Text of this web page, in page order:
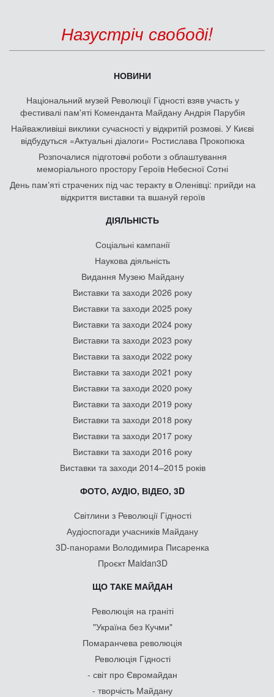
Назустріч свободі!
НОВИНИ
Національний музей Революції Гідності взяв участь у
фестивалі пам'яті Коменданта Майдану Андрія Парубія
Найважливіші виклики сучасності у відкритій розмові. У Києві
відбудуться «Актуальні діалоги» Ростислава Прокопюка
Розпочалися підготовчі роботи з облаштування
меморіального простору Героїв Небесної Сотні
День памʼяті страчених під час теракту в Оленівці: прийди на
відкриття виставки та вшануй героїв
ДІЯЛЬНІСТЬ
Соціальні кампанії
Наукова діяльність
Видання Музею Майдану
Виставки та заходи 2026 року
Виставки та заходи 2025 року
Виставки та заходи 2024 року
Виставки та заходи 2023 року
Виставки та заходи 2022 року
Виставки та заходи 2021 року
Виставки та заходи 2020 року
Виставки та заходи 2019 року
Виставки та заходи 2018 року
Виставки та заходи 2017 року
Виставки та заходи 2016 року
Виставки та заходи 2014–2015 років
ФОТО, АУДІО, ВІДЕО, 3D
Світлини з Революції Гідності
Аудіоспогади учасників Майдану
3D-панорами Володимира Писаренка
Проєкт Maidan3D
ЩО ТАКЕ МАЙДАН
Революція на граніті
"Україна без Кучми"
Помаранчева революція
Революція Гідності
- світ про Євромайдан
- творчість Майдану